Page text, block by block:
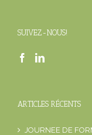
SUIVEZ-NOUS!
ARTICLES RÉCENTS
JOURNEE DE